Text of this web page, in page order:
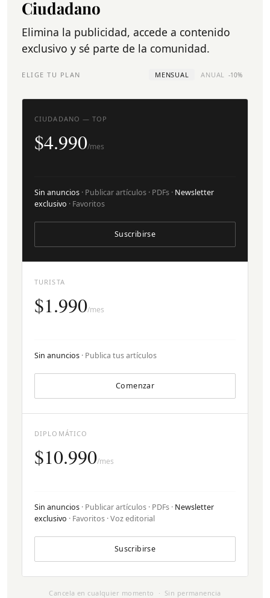
Ciudadano
Elimina la publicidad, accede a contenido
exclusivo y sé parte de la comunidad.
ELIGE TU PLAN MENSUAL ANUAL -10%
TURISTA
$1.990/mes
Sin anuncios · Publica tus artículos
Comenzar
CIUDADANO — TOP
$4.990/mes
Sin anuncios · Publicar artículos · PDFs · Newsletter
exclusivo · Favoritos
Suscribirse
DIPLOMÁTICO
$10.990/mes
Sin anuncios · Publicar artículos · PDFs · Newsletter
exclusivo · Favoritos · Voz editorial
Suscribirse
Cancela en cualquier momento · Sin permanencia